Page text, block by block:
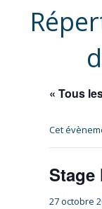
« Tous
Cet
Stage
27 octobre